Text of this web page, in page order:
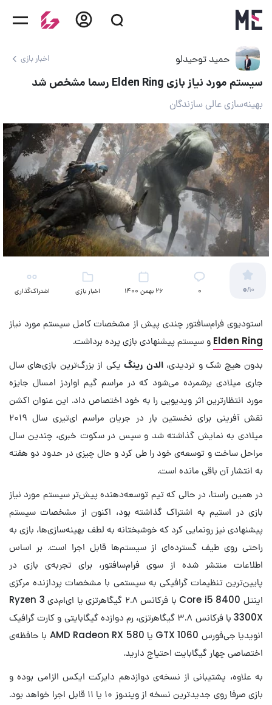
حمید توحیدلو اخبار بازی
سیستم مورد نیاز بازی Elden Ring رسما مشخص شد
بهینه‌سازی عالی سازندگان
0/10 ۰ 26 بهمن 1400 اخبار بازی اشتراک‌گذاری
استودیوی فرام‌سافتور چندی پیش از مشخصات کامل سیستم مورد نیاز
Elden Ring و سیستم پیشنهادی بازی پرده برداشت.
بدون هیچ شک و تردیدی،الدن رینگیکی از بزرگ‌ترین بازی‌های سال
جاری میلادی برشمرده می‌شود که در مراسم گیم اواردز امسال جایزه
مورد انتظارترین اثر ویدیویی را به خود اختصاص داد. این عنوان اکشن
نقش آفرینی برای نخستین بار در جریان مراسم ای‌تیری سال ۲۰۱۹
میلادی به نمایش گذاشته شد و سپس در سکوت خبری، چندین سال
مراحل ساخت و توسعه‌ی خود را طی کرد و حال چیزی در حدود دو هفته
به انتشار آن باقی مانده است.
در همین راستا، در حالی که تیم توسعه‌دهنده پیش‌تر سیستم مورد نیاز
بازی در استیم به اشتراک گذاشته بود، اکنون از مشخصات سیستم
پیشنهادی نیز رونمایی کرد که خوشبختانه به لطف بهینه‌سازی‌ها، بازی به
راحتی روی طیف گسترده‌ای از سیستم‌ها قابل اجرا است. بر اساس
اطلاعات منتشر شده از سوی فرام‌سافتور، برای تجربه‌ی بازی در
پایین‌ترین تنظیمات گرافیکی به سیستمی با مشخصات پردازنده مرکزی
اینتل Core i5 8400 با فرکانس ۲.۸ گیگاهرتزی یا ای‌ام‌دی Ryzen 3
3300X با فرکانس ۳.۸ گیگاهرتزی، رم دوازده گیگابایتی و کارت گرافیک
انویدیا جی‌فورس GTX 1060 یا AMD Radeon RX 580 با حافظه‌ی
اختصاصی چهار گیگابایت احتیاج دارید.
به علاوه، پشتیبانی از نسخه‌ی دوازدهم دایرکت ایکس الزامی بوده و
بازی صرفا روی جدیدترین نسخه از ویندوز ۱۰ یا ۱۱ قابل اجرا خواهد بود.